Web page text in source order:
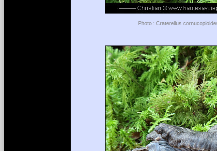
Photo : Craterellus